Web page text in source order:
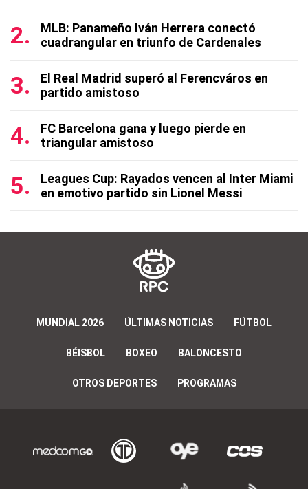
MLB: Panameño Iván Herrera conectó
cuadrangular en triunfo de Cardenales
El Real Madrid superó al Ferencváros en
partido amistoso
FC Barcelona gana y luego pierde en
triangular amistoso
Leagues Cup: Rayados vencen al Inter Miami
en emotivo partido sin Lionel Messi
MUNDIAL 2026 ÚLTIMAS NOTICIAS FÚTBOL
BÉISBOL BOXEO BALONCESTO
OTROS DEPORTES PROGRAMAS